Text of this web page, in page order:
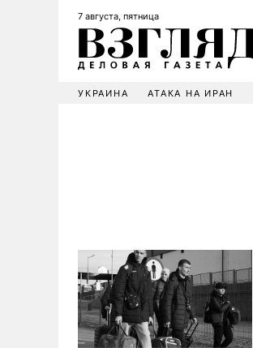
7 августа, пятница
УКРАИНА АТАКА НА ИРАН